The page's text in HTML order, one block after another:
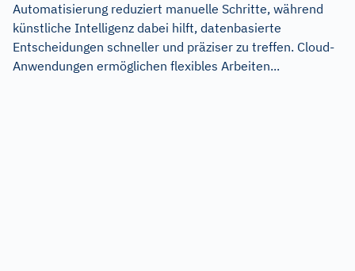
Automatisierung reduziert manuelle Schritte, während
künstliche Intelligenz dabei hilft, datenbasierte
Entscheidungen schneller und präziser zu treffen. Cloud-
Anwendungen ermöglichen flexibles Arbeiten...